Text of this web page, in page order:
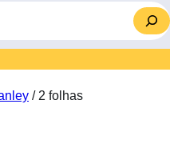
/ 2 folhas